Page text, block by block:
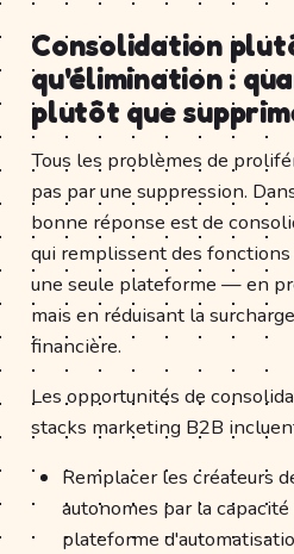
Consolidation
qu'élimination :
plutôt que
Tous les problèmes de
pas par une suppression.
bonne réponse est de
qui remplissent des
une seule plateforme — en
mais en réduisant la
financière.
Les opportunités de
stacks marketing B2B
Remplacer les créateurs
autonomes par la
plateforme